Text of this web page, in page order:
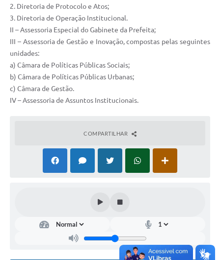
2. Diretoria de Protocolo e Atos;
3. Diretoria de Operação Institucional.
II – Assessoria Especial do Gabinete da Prefeita;
III – Assessoria de Gestão e Inovação, compostas pelas seguintes
unidades:
a) Câmara de Políticas Públicas Sociais;
b) Câmara de Políticas Públicas Urbanas;
c) Câmara de Gestão.
IV – Assessoria de Assuntos Institucionais.
COMPARTILHAR